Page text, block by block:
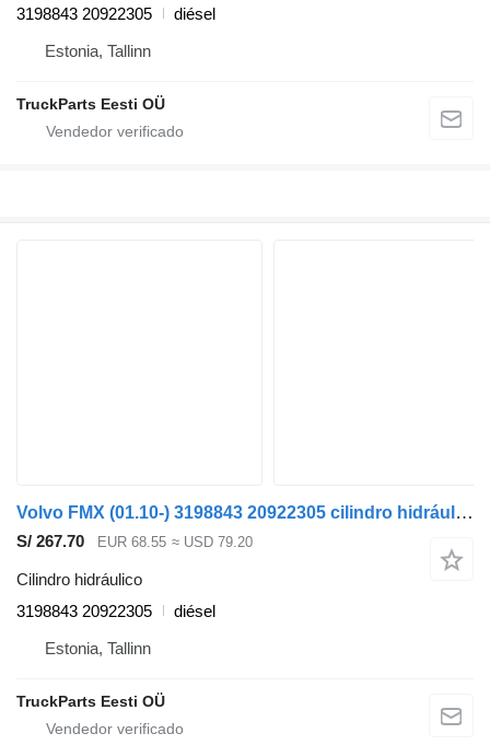
3198843 20922305
diésel
Estonia, Tallinn
TruckParts Eesti OÜ
Volvo FMX (01.10-) 3198843 20922305 cilindro hidráulico para Volvo FM7-FM12, FM, FMX (1998-2014) cabeza tractora
S/ 267.70 EUR 68.55 ≈ USD 79.20
Cilindro hidráulico
3198843 20922305
diésel
Estonia, Tallinn
TruckParts Eesti OÜ